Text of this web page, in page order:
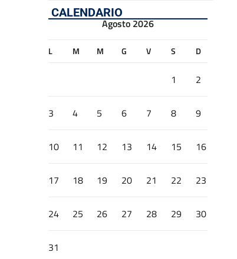
CALENDARIO
Agosto 2026
L M M G V S D
1 2
3 4 5 6 7 8 9
10 11 12 13 14 15 16
17 18 19 20 21 22 23
24 25 26 27 28 29 30
31